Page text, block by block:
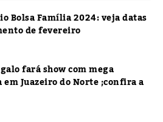
Bolsa Família 2024: veja datas
de fevereiro
fará show com mega
Juazeiro do Norte ;confira a